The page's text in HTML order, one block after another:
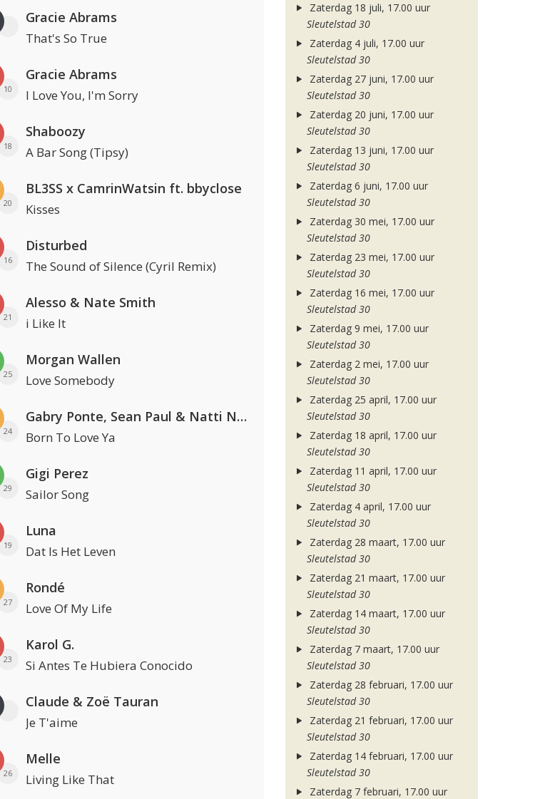
Gracie Abrams
That's So True
10
Gracie Abrams
I Love You, I'm Sorry
18
Shaboozy
A Bar Song (Tipsy)
20
BL3SS x CamrinWatsin ft. bbyclose
Kisses
16
Disturbed
The Sound of Silence (Cyril Remix)
21
Alesso & Nate Smith
i Like It
25
Morgan Wallen
Love Somebody
24
Gabry Ponte, Sean Paul & Natti Natasha
Born To Love Ya
29
Gigi Perez
Sailor Song
19
Luna
Dat Is Het Leven
27
Rondé
Love Of My Life
23
Karol G.
Si Antes Te Hubiera Conocido
Claude & Zoë Tauran
Je T'aime
26
Melle
Living Like That
Zaterdag 18 juli, 17.00 uur
Sleutelstad 30
Zaterdag 4 juli, 17.00 uur
Sleutelstad 30
Zaterdag 27 juni, 17.00 uur
Sleutelstad 30
Zaterdag 20 juni, 17.00 uur
Sleutelstad 30
Zaterdag 13 juni, 17.00 uur
Sleutelstad 30
Zaterdag 6 juni, 17.00 uur
Sleutelstad 30
Zaterdag 30 mei, 17.00 uur
Sleutelstad 30
Zaterdag 23 mei, 17.00 uur
Sleutelstad 30
Zaterdag 16 mei, 17.00 uur
Sleutelstad 30
Zaterdag 9 mei, 17.00 uur
Sleutelstad 30
Zaterdag 2 mei, 17.00 uur
Sleutelstad 30
Zaterdag 25 april, 17.00 uur
Sleutelstad 30
Zaterdag 18 april, 17.00 uur
Sleutelstad 30
Zaterdag 11 april, 17.00 uur
Sleutelstad 30
Zaterdag 4 april, 17.00 uur
Sleutelstad 30
Zaterdag 28 maart, 17.00 uur
Sleutelstad 30
Zaterdag 21 maart, 17.00 uur
Sleutelstad 30
Zaterdag 14 maart, 17.00 uur
Sleutelstad 30
Zaterdag 7 maart, 17.00 uur
Sleutelstad 30
Zaterdag 28 februari, 17.00 uur
Sleutelstad 30
Zaterdag 21 februari, 17.00 uur
Sleutelstad 30
Zaterdag 14 februari, 17.00 uur
Sleutelstad 30
Zaterdag 7 februari, 17.00 uur